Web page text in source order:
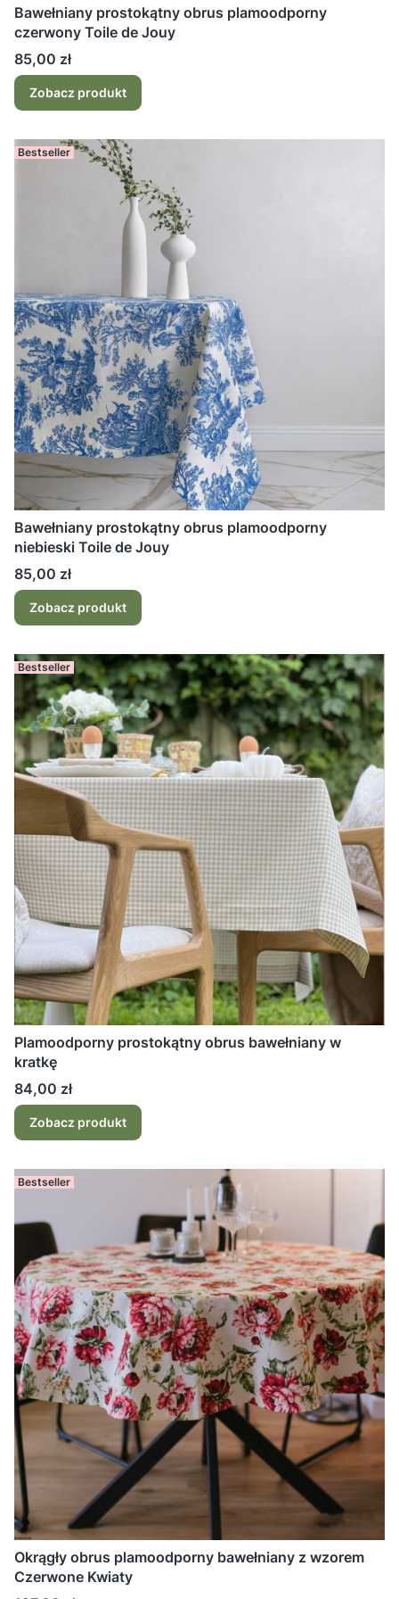
Bawełniany prostokątny obrus plamoodporny
czerwony Toile de Jouy
Cena
85,00 zł
Zobacz produkt
Bestseller
Bawełniany prostokątny obrus plamoodporny
niebieski Toile de Jouy
Cena
85,00 zł
Zobacz produkt
Bestseller
Plamoodporny prostokątny obrus bawełniany w
kratkę
Cena
84,00 zł
Zobacz produkt
Bestseller
Okrągły obrus plamoodporny bawełniany z wzorem
Czerwone Kwiaty